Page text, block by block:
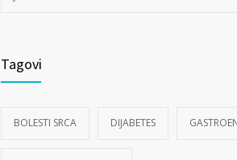
Tagovi
BOLESTI SRCA DIJABETES